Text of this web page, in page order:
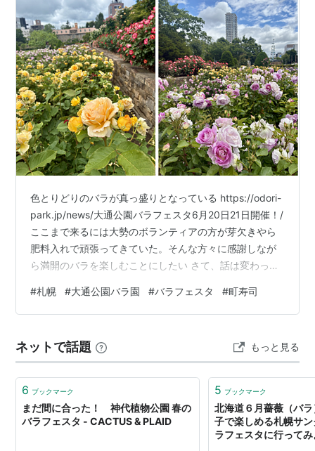
色とりどりのバラが真っ盛りとなっている https://odori-
park.jp/news/大通公園バラフェスタ6月20日21日開催！/
ここまで来るには大勢のボランティアの方が芽欠きやら
肥料入れで頑張ってきていた。そんな方々に感謝しなが
ら満開のバラを楽しむことにしたい さて、話は変わって
れて我が家の２０歳のワンコを寝かし付け、今回札幌に
来て初めての回らない寿司屋に出かけてみた この２拠点
るものの、高級店と回転寿司の間にあって町寿司がどん
どん消えていっているのは寂しい限り それでも何とか頑
#札幌 #大通公園バラ園 #バラフェスタ #町寿司
ネットで話題 もっと見る
6 ブックマーク
まだ間に合った！ 神代植物公園 春の
バラフェスタ - CACTUS & PLAID
5 ブックマーク
北海道６月薔薇（バ
子で楽しめる札幌サ
ラフェスタに行って